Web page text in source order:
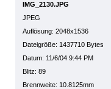
IMG_2130.JPG
JPEG
Auflösung: 2048x1536
Dateigröße: 1437710 Bytes
Datum: 11/6/04 9:44 PM
Blitz: 89
Brennweite: 10.8125mm